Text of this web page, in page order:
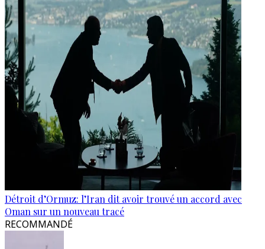
Détroit d’Ormuz: l’Iran dit avoir trouvé un accord avec
Oman sur un nouveau tracé
RECOMMANDÉ